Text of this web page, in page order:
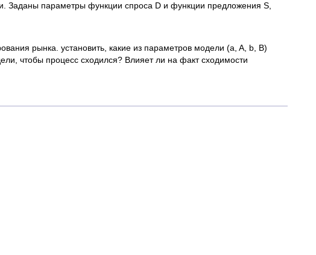
Заданы параметры функции спроса D и функции предложения S,
рынка. установить, какие из параметров модели (a, A, b, B)
чтобы процесс сходился? Влияет ли на факт сходимости